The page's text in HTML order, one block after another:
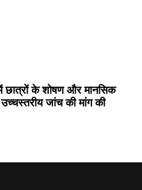
छात्रों के शोषण और मानसिक
जांच की मांग की